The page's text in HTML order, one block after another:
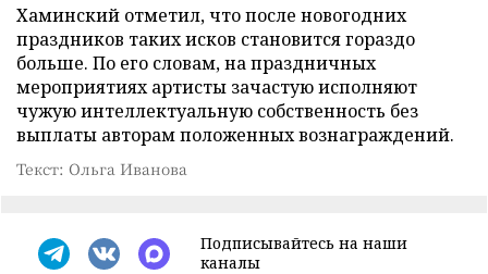
Хаминский отметил, что после новогодних
праздников таких исков становится гораздо
больше. По его словам, на праздничных
мероприятиях артисты зачастую исполняют
чужую интеллектуальную собственность без
выплаты авторам положенных вознаграждений.
Текст: Ольга Иванова
Подписывайтесь на наши
каналы